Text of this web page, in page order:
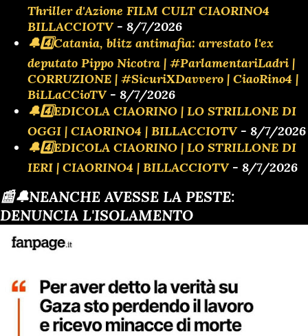
Thriller d'Azione FILM CULT CIAORINO4
BILLACCIOTV- 8/7/2026
🔔4️⃣Catania, blitz antimafia: arrestato l'ex
deputato Pippo Nicotra | #ParlamentariLadri |
CORRUZIONE | #SicuriXDavvero | CiaoRino4 |
BiLLaCCioTV- 8/7/2026
🔔4️⃣EDICOLA CIAORINO | LO STRILLONE DI
OGGI | CIAORINO4 | BILLACCIOTV- 8/7/2026
🔔4️⃣EDICOLA CIAORINO | LO STRILLONE DI
IERI | CIAORINO4 | BILLACCIOTV- 8/7/2026
📰🔔NEANCHE AVESSE LA PESTE:
DENUNCIA L'ISOLAMENTO